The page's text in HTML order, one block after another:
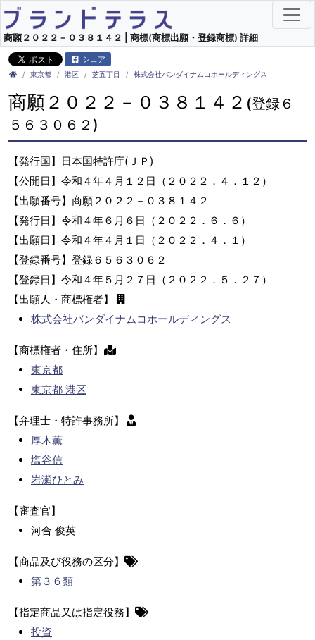
商願２０２２－０３８１４２ | 商標(商標出願・登録商標) 詳細
シェア
東京都 港区 芝五丁目 株式会社バンダイナムコホールディングス
商願２０２２－０３８１４２ (登録６
５６３０６２)
【発行国】日本国特許庁(ＪＰ)
【公開日】令和４年４月１２日（２０２２．４．１２）
【出願番号】商願２０２２－０３８１４２
【発行日】令和４年６月６日（２０２２．６．６）
【出願日】令和４年４月１日（２０２２．４．１）
【登録番号】登録６５６３０６２
【登録日】令和４年５月２７日（２０２２．５．２７）
【出願人・商標権者】
株式会社バンダイナムコホールディングス
【商標権者・住所】
東京都
東京都 港区
【弁理士・特許事務所】
厚木薫
塩谷信
岩瀬ひとみ
【審査官】
河合 俊英
【商品及び役務の区分】
第３６類
【指定商品又は指定役務】
投資